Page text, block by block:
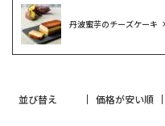
丹波蜜芋のチーズケーキ
並び替え 価格が安い順